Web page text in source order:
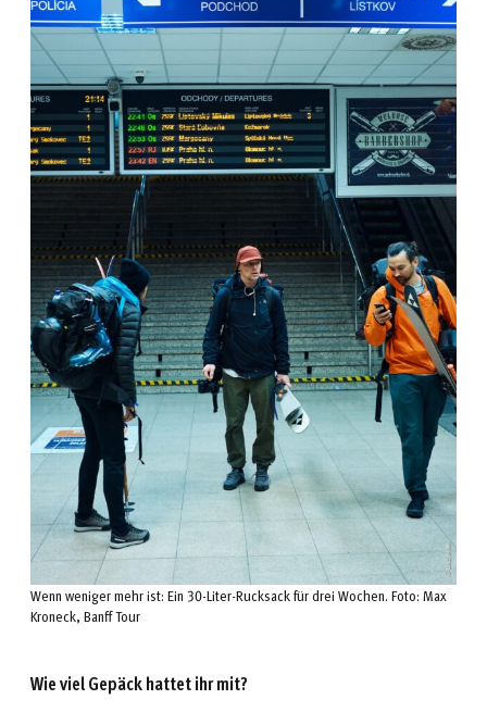
Wenn weniger mehr ist: Ein 30-Liter-Rucksack für drei Wochen. Foto: Max
Kroneck, Banff Tour
Wie viel Gepäck hattet ihr mit?